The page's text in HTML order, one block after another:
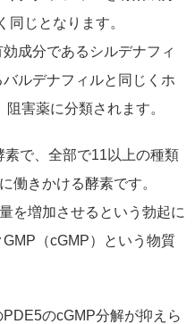
同じとなります。
成分であるシルデナフィ
ルデナフィルと同じくホ
害薬に分類されます。
で、全部で11以上の種類
働きかける酵素です。
を増加させるという勃起に
（cGMP）という物質
のcGMP分解が抑えら